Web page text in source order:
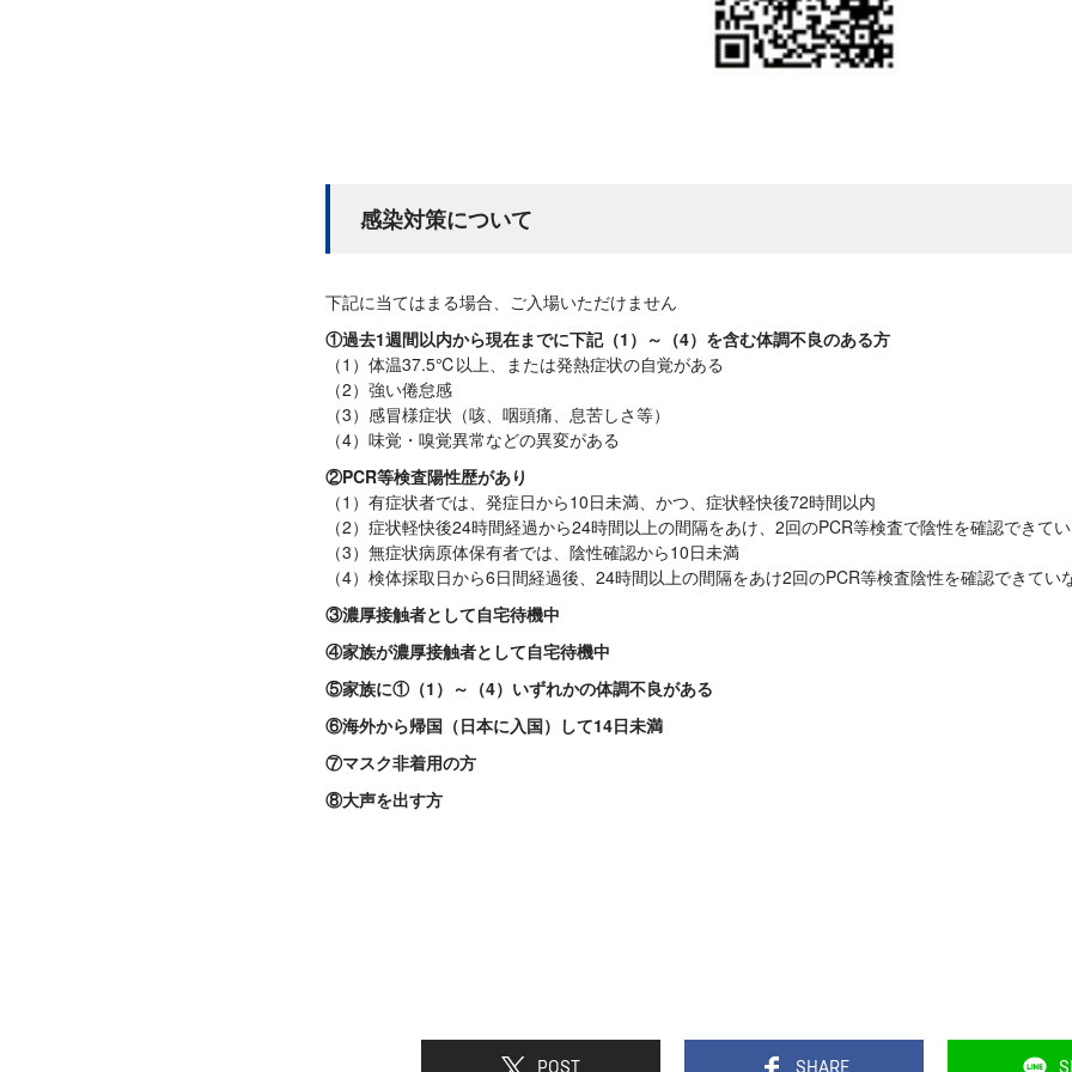
感染対策について
下記に当てはまる場合、ご入場いただけません
①過去1週間以内から現在までに下記（1）～（4）を含む体調不良のある方
（1）体温37.5℃以上、または発熱症状の自覚がある
（2）強い倦怠感
（3）感冒様症状（咳、咽頭痛、息苦しさ等）
（4）味覚・嗅覚異常などの異変がある
②PCR等検査陽性歴があり
（1）有症状者では、発症日から10日未満、かつ、症状軽快後72時間以内
（2）症状軽快後24時間経過から24時間以上の間隔をあけ、2回のPCR等検査で陰性を確認できて
（3）無症状病原体保有者では、陰性確認から10日未満
（4）検体採取日から6日間経過後、24時間以上の間隔をあけ2回のPCR等検査陰性を確認できてい
③濃厚接触者として自宅待機中
④家族が濃厚接触者として自宅待機中
⑤家族に①（1）～（4）いずれかの体調不良がある
⑥海外から帰国（日本に入国）して14日未満
⑦マスク非着用の方
⑧大声を出す方
POST SHARE